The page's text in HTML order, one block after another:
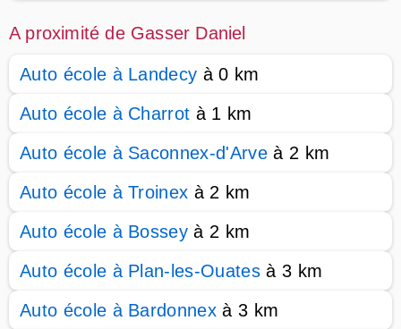
A proximité de Gasser Daniel
Auto école à Landecy à 0 km
Auto école à Charrot à 1 km
Auto école à Saconnex-d'Arveà 2 km
Auto école à Troinex à 2 km
Auto école à Bossey à 2 km
Auto école à Plan-les-Ouatesà 3 km
Auto école à Bardonnex à 3 km